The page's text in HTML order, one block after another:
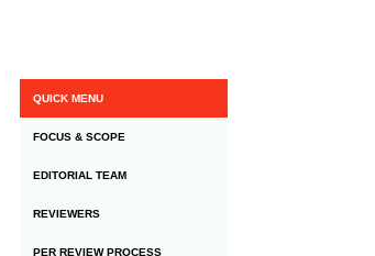
QUICK MENU
FOCUS & SCOPE
EDITORIAL TEAM
REVIEWERS
PER REVIEW PROCESS